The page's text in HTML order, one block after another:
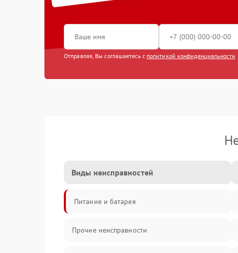
Отправляя, Вы соглашаетесь с политикой конфиденциальности
Виды неисправностей
Питание и батарея
Прочие неисправности